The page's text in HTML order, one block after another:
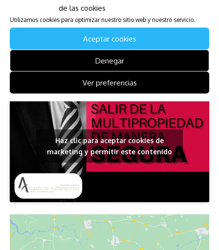
de las cookies
Utilizamos cookies para optimizar nuestro sitio web y nuestro servicio.
Aceptar cookies
Denegar
Ver preferencias
Descarga la Guía para Afectados
de Passporto at Porto Sokhna
Ponemos a vuestra disposición guía de qué hacer
para salir el timeshare.
Haz clic para aceptar cookies de
marketing y permitir este contenido